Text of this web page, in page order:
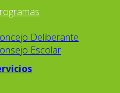
Deliberante
Escolar